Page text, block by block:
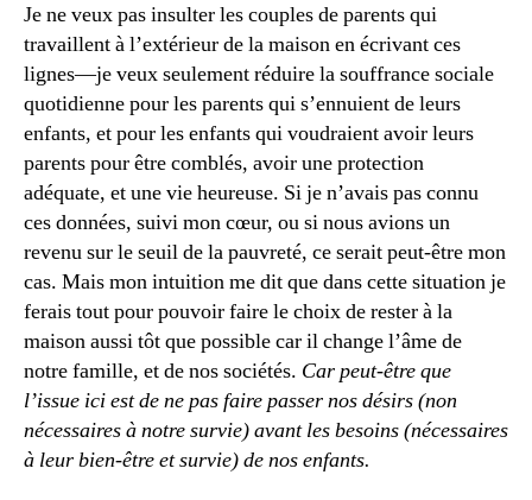
Je ne veux pas insulter les couples de parents qui
travaillent à l’extérieur de la maison en écrivant ces
lignes—je veux seulement réduire la souffrance sociale
quotidienne pour les parents qui s’ennuient de leurs
enfants, et pour les enfants qui voudraient avoir leurs
parents pour être comblés, avoir une protection
adéquate, et une vie heureuse. Si je n’avais pas connu
ces données, suivi mon cœur, ou si nous avions un
revenu sur le seuil de la pauvreté, ce serait peut-être mon
cas. Mais mon intuition me dit que dans cette situation je
ferais tout pour pouvoir faire le choix de rester à la
maison aussi tôt que possible car il change l’âme de
notre famille, et de nos sociétés. Car peut-être que
l’issue ici est de ne pas faire passer nos désirs (non
nécessaires à notre survie) avant les besoins (nécessaires
à leur bien-être et survie) de nos enfants.
é
d
u
c
a
ti
à
la
m
ai